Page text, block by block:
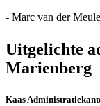
- Marc van der
Uitgelichte
Marienberg
Kaas